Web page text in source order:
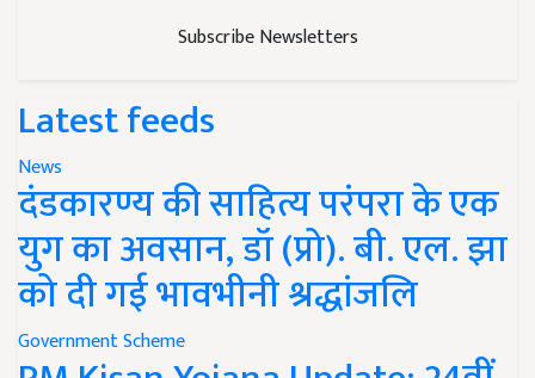
Subscribe Newsletters
Latest feeds
News
दंडकारण्य की साहित्य परंपरा के एक
युग का अवसान, डॉ (प्रो). बी. एल. झा
को दी गई भावभीनी श्रद्धांजलि
Government Scheme